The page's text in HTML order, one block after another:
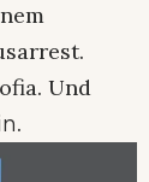
Und
.